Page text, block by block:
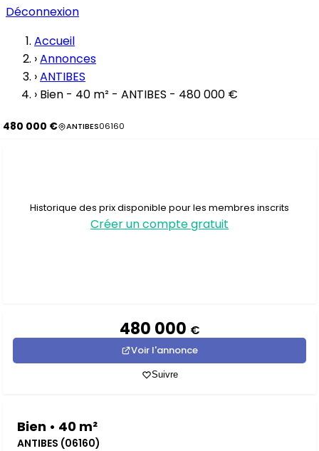
Déconnexion
Accueil
›Annonces
›ANTIBES
› Bien - 40 m² - ANTIBES - 480 000 €
480 000 € ANTIBES06160
Historique des prix disponible pour les membres inscrits
Créer un compte gratuit
480 000 €
Voir l'annonce
Suivre
Bien • 40 m²
ANTIBES (06160)